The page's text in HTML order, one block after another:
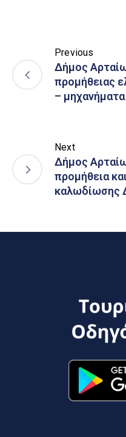
Previous
Δήμος
προμήθειας
–
Next
Δήμος
προμήθεια
καλωδίωσης